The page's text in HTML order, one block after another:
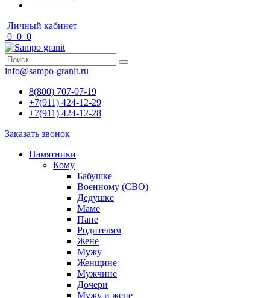
Личный кабинет
0 0 0
info@sampo-granit.ru
8(800) 707-07-19
+7(911) 424-12-29
+7(911) 424-12-28
Заказать звонок
Памятники
Кому
Бабушке
Военному (СВО)
Дедушке
Маме
Папе
Родителям
Жене
Мужу
Женщине
Мужчине
Дочери
Мужу и жене